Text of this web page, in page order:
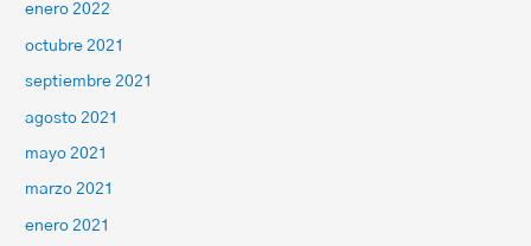
enero 2022
octubre 2021
septiembre 2021
agosto 2021
mayo 2021
marzo 2021
enero 2021